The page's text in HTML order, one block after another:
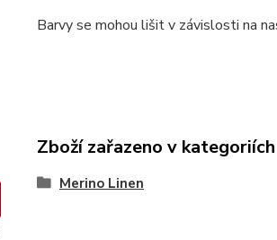
Barvy se mohou lišit v závislosti na
Zboží zařazeno v kategoriích
Merino Linen